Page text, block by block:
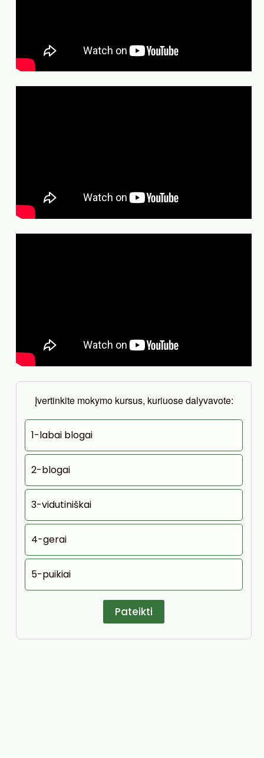
Įvertinkite mokymo kursus, kuriuose dalyvavote:
1-labai blogai
2-blogai
3-vidutiniškai
4-gerai
5-puikiai